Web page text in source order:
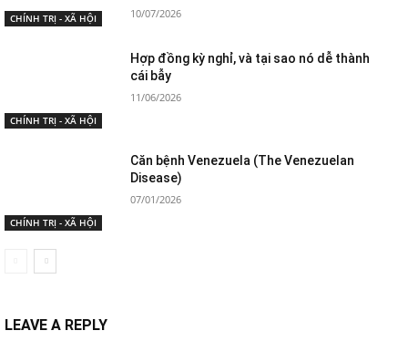
CHÍNH TRỊ - XÃ HỘI 10/07/2026
CHÍNH TRỊ - XÃ HỘI
Hợp đồng kỳ nghỉ, và tại sao nó dễ thành
cái bẫy
11/06/2026
CHÍNH TRỊ - XÃ HỘI
Căn bệnh Venezuela (The Venezuelan
Disease)
07/01/2026
LEAVE A REPLY